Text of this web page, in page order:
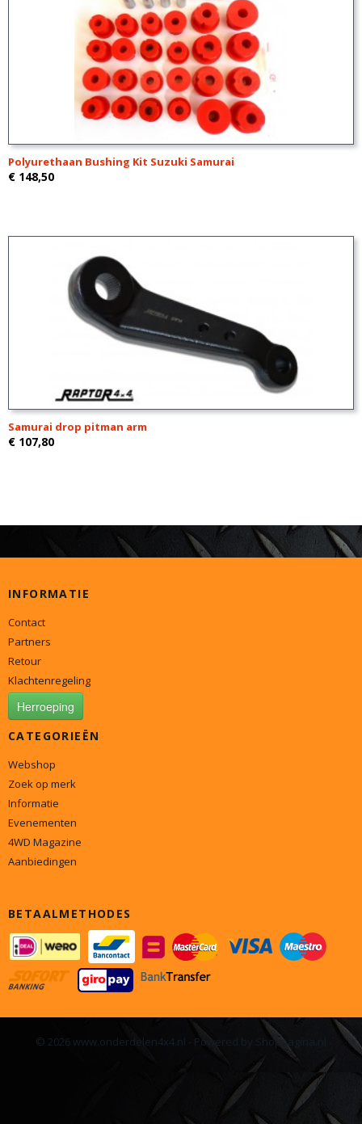
Polyurethaan Bushing Kit Suzuki Samurai
€ 148,50
Samurai drop pitman arm
€ 107,80
INFORMATIE
Contact
Partners
Retour
Klachtenregeling
Herroeping
CATEGORIEËN
Webshop
Zoek op merk
Informatie
Evenementen
4WD Magazine
Aanbiedingen
BETAALMETHODES
© 2026 www.onderdelen4x4.nl - Powered by Shoppagina.nl